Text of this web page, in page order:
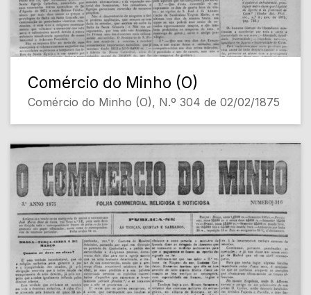
Comércio do Minho (O)
Comércio do Minho (O), N.º 304 de 02/02/1875